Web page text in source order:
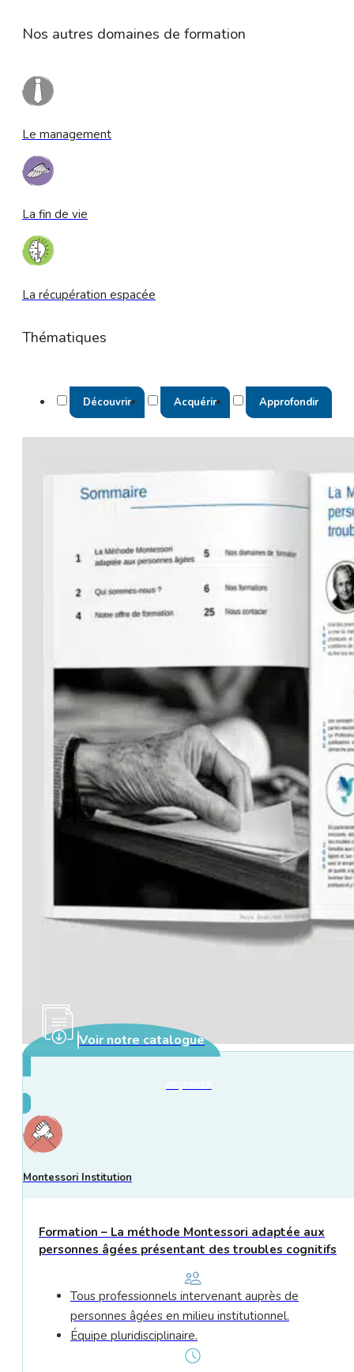
Nos autres domaines de formation
Le management
La fin de vie
La récupération espacée
Thématiques
Découvrir Acquérir Approfondir
Voir notre catalogue
Montessori Institution
Formation – La méthode Montessori adaptée aux
personnes âgées présentant des troubles cognitifs
Tous professionnels intervenant auprès de
personnes âgées en milieu institutionnel.
Équipe pluridisciplinaire.